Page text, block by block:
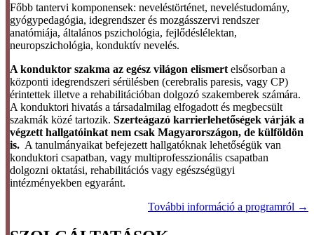
Főbb tantervi komponensek: neveléstörténet, neveléstudomány,
gyógypedagógia, idegrendszer és mozgásszervi rendszer
anatómiája, általános pszichológia, fejlődéslélektan,
neuropszichológia, konduktív nevelés.
A konduktor szakma az egész világon elismert elsősorban a
központi idegrendszeri sérülésben (cerebralis paresis, vagy CP)
érintettek illetve a rehabilitációban dolgozó szakemberek számára.
A konduktori hivatás a társadalmilag elfogadott és megbecsült
szakmák közé tartozik. Szerteágazó karrierlehetőségek várják a
végzett hallgatóinkat nem csak Magyarországon, de külföldön
is. A tanulmányaikat befejezett hallgatóknak lehetőségük van
konduktori csapatban, vagy multiprofesszionális csapatban
dolgozni oktatási, rehabilitációs vagy egészségügyi
intézményekben egyaránt.
További információ a programról →